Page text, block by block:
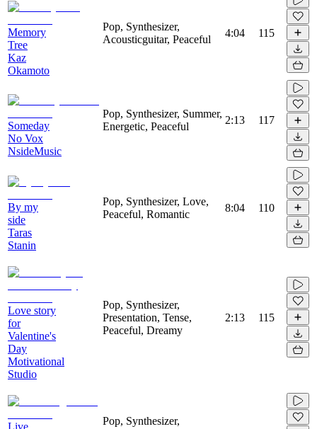
Memory
Tree
Kaz
Okamoto
Pop, Synthesizer,
Acousticguitar, Peaceful
4:04 115
Someday
No Vox
NsideMusic
Pop, Synthesizer, Summer,
Energetic, Peaceful
2:13 117
By my
side
Taras
Stanin
Pop, Synthesizer, Love,
Peaceful, Romantic
8:04 110
Love story
for
Valentine's
Day
Motivational
Studio
Pop, Synthesizer,
Presentation, Tense,
Peaceful, Dreamy
2:13 115
Live
Pop, Synthesizer,